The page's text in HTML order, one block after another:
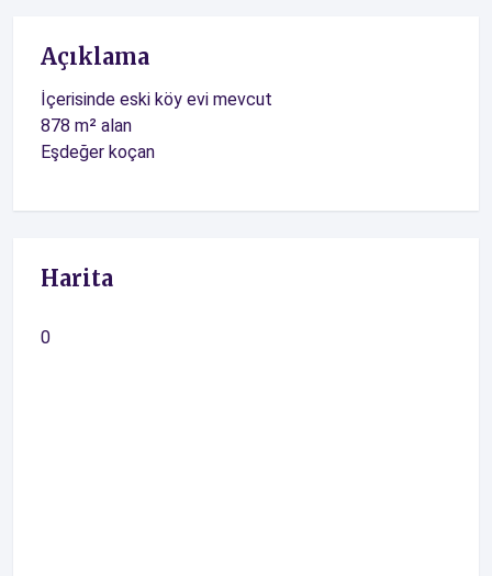
Açıklama
İçerisinde eski köy evi mevcut
878 m² alan
Eşdeğer koçan
Harita
0